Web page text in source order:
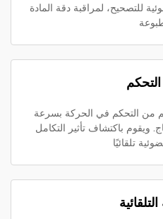
للتصحيح، لمراقبة دقة المادة
من التحكم في الحركة بسرعة
ويقوم باكتشاف تأثير التكامل
تلقائيًا